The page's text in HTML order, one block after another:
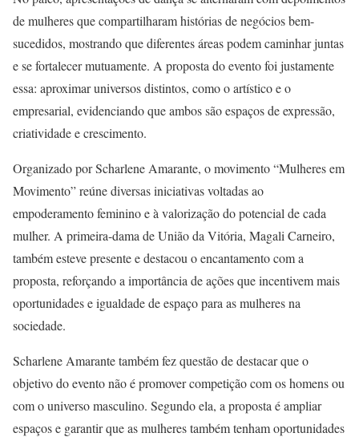
de mulheres que compartilharam histórias de negócios bem-
sucedidos, mostrando que diferentes áreas podem caminhar juntas
e se fortalecer mutuamente. A proposta do evento foi justamente
essa: aproximar universos distintos, como o artístico e o
empresarial, evidenciando que ambos são espaços de expressão,
criatividade e crescimento.
Organizado por Scharlene Amarante, o movimento “Mulheres em
Movimento” reúne diversas iniciativas voltadas ao
empoderamento feminino e à valorização do potencial de cada
mulher. A primeira-dama de União da Vitória, Magali Carneiro,
também esteve presente e destacou o encantamento com a
proposta, reforçando a importância de ações que incentivem mais
oportunidades e igualdade de espaço para as mulheres na
sociedade.
Scharlene Amarante também fez questão de destacar que o
objetivo do evento não é promover competição com os homens ou
com o universo masculino. Segundo ela, a proposta é ampliar
espaços e garantir que as mulheres também tenham oportunidades